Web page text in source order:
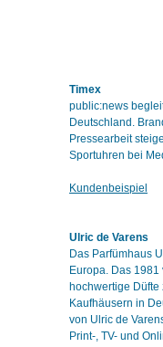
Timex
public:news
Deutschland.
Pressearbeit
Sportuhren bei
Kundenbeispiel
Ulric de Varens
Das Parfümhaus
Europa. Das
hochwertige
Kaufhäusern in
von Ulric de
Print-, TV- und